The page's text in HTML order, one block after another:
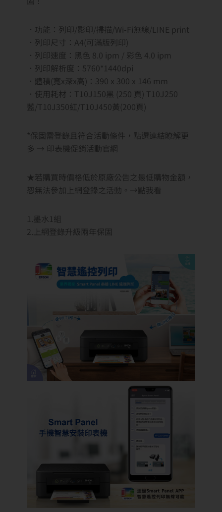
．功能：列印/影印/掃描/Wi-Fi無線/LINE print
．列印尺寸：A4(可滿版列印)
．列印速度：黑色 8.0 ipm / 彩色 4.0 ipm
．列印解析度：5760*1440dpi
．體積(寬x深x高)：390 x 300 x 146 mm
．使用耗材：T10J150黑 (250 頁) T10J250
藍/T10J350紅/T10J450黃(200頁)
*保固需登錄且符合活動條件，點選連結瞭解更
多 → 印表機促銷活動官網
★若購買時價格低於原廠公告之最低購物金額，
恕無法參加上網登錄之活動。→點我看
1.墨水1組
2.上網登錄升級兩年保固